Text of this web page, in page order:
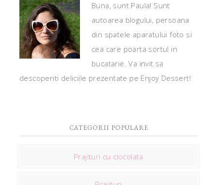
Buna, sunt Paula! Sunt
autoarea blogului, persoana
din spatele aparatului foto si
cea care poarta sortul in
bucatarie. Va invit sa
descoperiti deliciile prezentate pe Enjoy Dessert!
CATEGORII POPULARE
Prajituri cu ciocolata